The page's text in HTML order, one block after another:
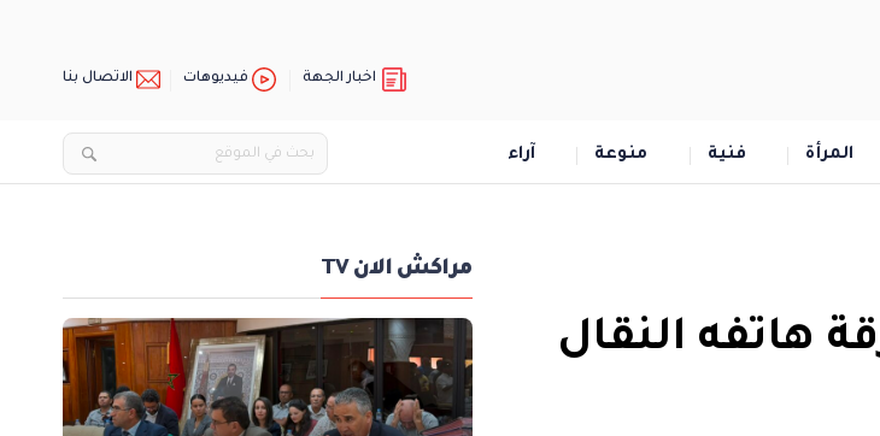
اخبار الجهة فيديوهات الاتصال بنا
المرأة فنية منوعة آراء
هاتفه النقال
مراكش الان TV